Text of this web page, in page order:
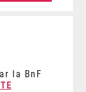
la BnF